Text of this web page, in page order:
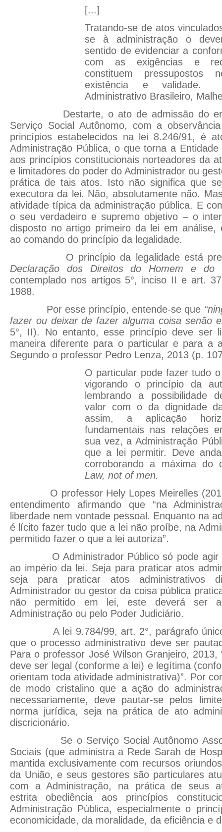
[...]
Tratando-se de atos
se à administração o
sentido de evidenciar a
com as exigências e
constituem pressupostos
existência e validade.
Administrativo Brasileiro,
Destarte, o ato de admissão do
Serviço Social Autônomo, com a
princípios estabelecidos na lei 8.246/91, é
Administração Pública, o que torna a Entidade
aos princípios constitucionais norteadores da
e limitadores do poder do Administrador ou
prática de tais atos. Isto não significa que
executora da lei. Não, absolutamente não.
atividade típica da administração pública. E
o seu verdadeiro e supremo objetivo – o
disposto no artigo primeiro da lei em análise,
ao comando do princípio da legalidade.
O princípio da legalidade está
Declaração dos Direitos do Homem e do
contemplado nos artigos 5°, inciso II e art.
1988.
Por esse princípio, entende-se que
fazer ou deixar de fazer alguma coisa senão
5°, II). No entanto, esse princípio deve ser
maneira diferente para o particular e para a
Segundo o professor Pedro Lenza, 2013 (p.
O particular pode fazer tudo
vigorando o princípio da
lembrando a possibilidade
valor com o da dignidade
assim, a aplicação
fundamentais nas relações
sua vez, a Administração
que a lei permitir. Deve
corroborando a máxima do
Law, not of men.
O professor Hely Lopes Meirelles
entendimento afirmando que “na
liberdade nem vontade pessoal. Enquanto na
é lícito fazer tudo que a lei não proíbe, na
permitido fazer o que a lei autoriza”.
O Administrador Público só pode agir
ao império da lei. Seja para praticar atos
seja para praticar atos administrativos
Administrador ou gestor da coisa pública
não permitido em lei, este deverá ser
Administração ou pelo Poder Judiciário.
A lei 9.784/99, art. 2°, parágrafo único,
que o processo administrativo deve ser
Para o professor José Wilson Granjeiro, 2013,
deve ser legal (conforme a lei) e legítima
orientam toda atividade administrativa)”. Por
de modo cristalino que a ação do
necessariamente, deve pautar-se pelos
norma jurídica, seja na prática de ato
discricionário.
Se o Serviço Social Autônomo
Sociais (que administra a Rede Sarah de
mantida exclusivamente com recursos
da União, e seus gestores são particulares
com a Administração, na prática de seus
estrita obediência aos princípios
Administração Pública, especialmente o
economicidade, da moralidade, da eficiência e